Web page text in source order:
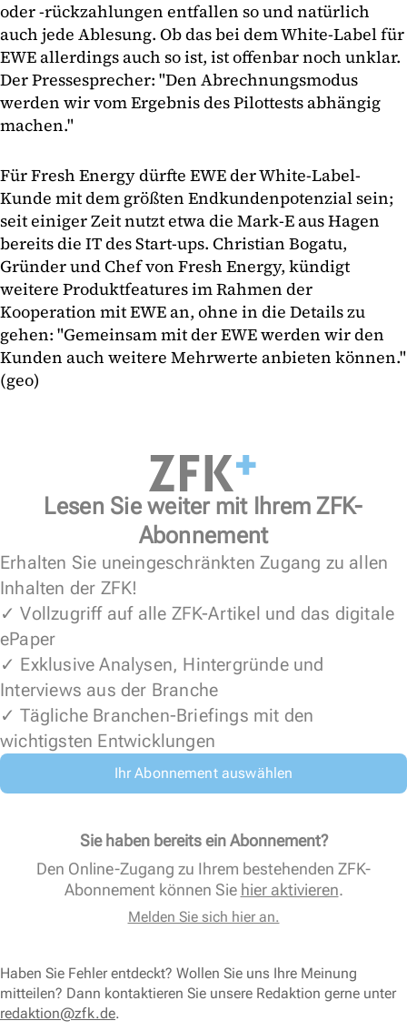
oder -rückzahlungen entfallen so und natürlich
auch jede Ablesung. Ob das bei dem White-Label für
EWE allerdings auch so ist, ist offenbar noch unklar.
Der Pressesprecher: "Den Abrechnungsmodus
werden wir vom Ergebnis des Pilottests abhängig
machen."
Für Fresh Energy dürfte EWE der White-Label-
Kunde mit dem größten Endkundenpotenzial sein;
seit einiger Zeit nutzt etwa die Mark-E aus Hagen
bereits die IT des Start-ups. Christian Bogatu,
Gründer und Chef von Fresh Energy, kündigt
weitere Produktfeatures im Rahmen der
Kooperation mit EWE an, ohne in die Details zu
gehen: "Gemeinsam mit der EWE werden wir den
Kunden auch weitere Mehrwerte anbieten können."
(geo)
Lesen Sie weiter mit Ihrem ZFK-
Abonnement
Erhalten Sie uneingeschränkten Zugang zu allen
Inhalten der ZFK!
✓ Vollzugriff auf alle ZFK-Artikel und das digitale
ePaper
✓ Exklusive Analysen, Hintergründe und
Interviews aus der Branche
✓ Tägliche Branchen-Briefings mit den
wichtigsten Entwicklungen
Ihr Abonnement auswählen
Sie haben bereits ein Abonnement?
Den Online-Zugang zu Ihrem bestehenden ZFK-
Abonnement können Sie hier aktivieren.
Melden Sie sich hier an.
Haben Sie Fehler entdeckt? Wollen Sie uns Ihre Meinung
mitteilen? Dann kontaktieren Sie unsere Redaktion gerne unter
redaktion@zfk.de.